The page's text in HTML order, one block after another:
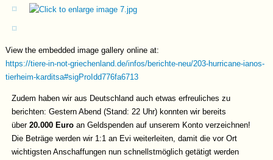
View the embedded image gallery online at:
https://tiere-in-not-griechenland.de/infos/berichte-neu/203-hurricane-ianos-
tierheim-karditsa#sigProIdd776fa6713
Zudem haben wir aus Deutschland auch etwas erfreuliches zu
berichten: Gestern Abend (Stand: 22 Uhr) konnten wir bereits
über20.000 Euro an Geldspenden auf unserem Konto verzeichnen!
Die Beträge werden wir 1:1 an Evi weiterleiten, damit die vor Ort
wichtigsten Anschaffungen nun schnellstmöglich getätigt werden